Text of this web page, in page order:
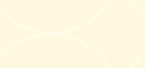
宿泊・スパ事業